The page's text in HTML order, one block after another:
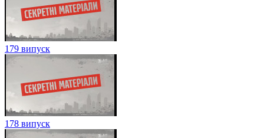
179 випуск
178 випуск